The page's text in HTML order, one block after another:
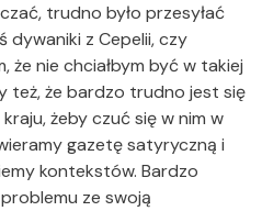
trudno było przesyłać
dywaniki z Cepelii, czy
że nie chciałbym być w takiej
też, że bardzo trudno jest się
żeby czuć się w nim w
gazetę satyryczną i
kontekstów. Bardzo
ze swoją